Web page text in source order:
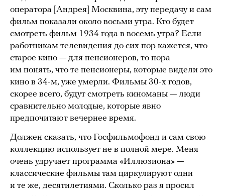
оператора [Андрея] Москвина, эту передачу и сам
фильм показали около восьми утра. Кто будет
смотреть фильм 1934 года в восемь утра? Если
работникам телевидения до сих пор кажется, что
старое кино — для пенсионеров, то пора
им понять, что те пенсионеры, которые видели это
кино в 34-м, уже умерли. Фильмы 30-х годов,
скорее всего, будут смотреть киноманы — люди
сравнительно молодые, которые явно
предпочитают вечернее время.
Должен сказать, что Госфильмофонд и сам свою
коллекцию использует не в полной мере. Меня
очень удручает программа «Иллюзиона» —
классические фильмы там циркулируют одни
и те же, десятилетиями. Сколько раз я просил